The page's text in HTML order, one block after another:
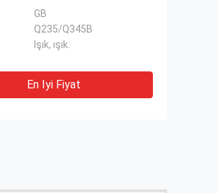
GB
Q235/Q345B
Işık, ışık.
En Iyi Fiyat